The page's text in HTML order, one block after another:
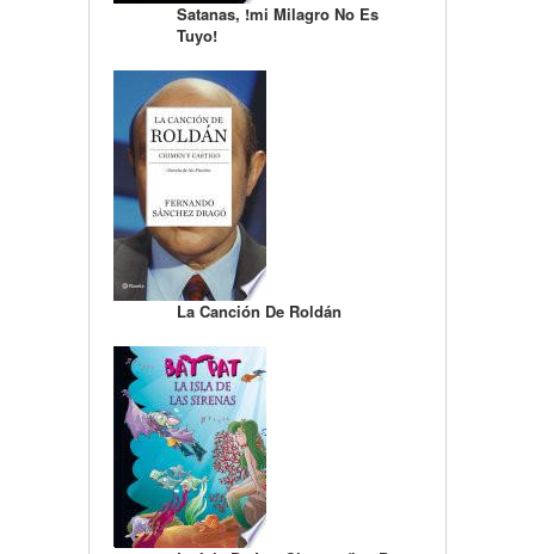
Satanas, !mi Milagro No Es
Tuyo!
La Canción De Roldán